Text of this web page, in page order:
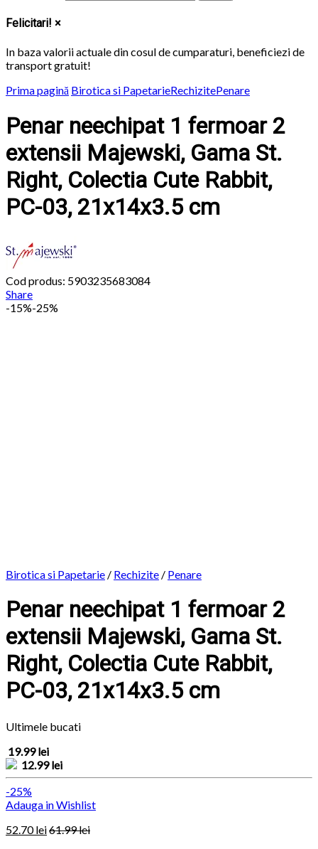
Felicitari! ×
In baza valorii actuale din cosul de cumparaturi, beneficiezi de
transportgratuit!
Prima pagină Birotica si PapetarieRechizitePenare
Penar neechipat 1 fermoar 2
extensii Majewski, Gama St.
Right, Colectia Cute Rabbit,
PC-03, 21x14x3.5 cm
Cod produs: 5903235683084
Share
-15%-25%
Birotica si Papetarie / Rechizite / Penare
Penar neechipat 1 fermoar 2
extensii Majewski, Gama St.
Right, Colectia Cute Rabbit,
PC-03, 21x14x3.5 cm
Ultimele bucati
19.99 lei
12.99 lei
-25%
Adauga in Wishlist
52.70lei61.99lei